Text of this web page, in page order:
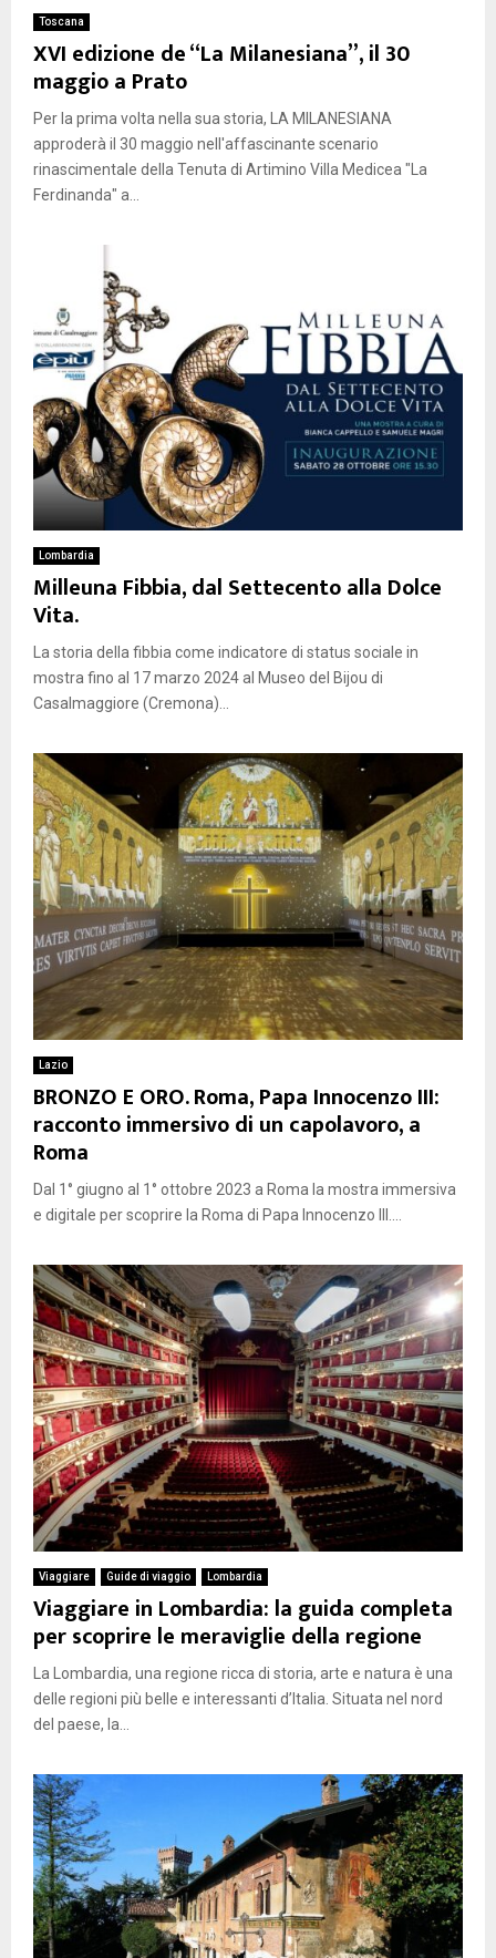
Toscana
XVI edizione de “La Milanesiana”, il 30
maggio a Prato
Per la prima volta nella sua storia, LA MILANESIANA
approderà il 30 maggio nell'affascinante scenario
rinascimentale della Tenuta di Artimino Villa Medicea "La
Ferdinanda" a...
Lombardia
Milleuna Fibbia, dal Settecento alla Dolce
Vita.
La storia della fibbia come indicatore di status sociale in
mostra fino al 17 marzo 2024 al Museo del Bijou di
Casalmaggiore (Cremona)...
Lazio
BRONZO E ORO. Roma, Papa Innocenzo III:
racconto immersivo di un capolavoro, a
Roma
Dal 1° giugno al 1° ottobre 2023 a Roma la mostra immersiva
e digitale per scoprire la Roma di Papa Innocenzo III....
Viaggiare Guide di viaggio Lombardia
Viaggiare in Lombardia: la guida completa
per scoprire le meraviglie della regione
La Lombardia, una regione ricca di storia, arte e natura è una
delle regioni più belle e interessanti d’Italia. Situata nel nord
del paese, la...